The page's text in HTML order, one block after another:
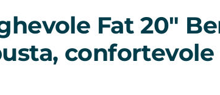
Fat 20″
confortevole